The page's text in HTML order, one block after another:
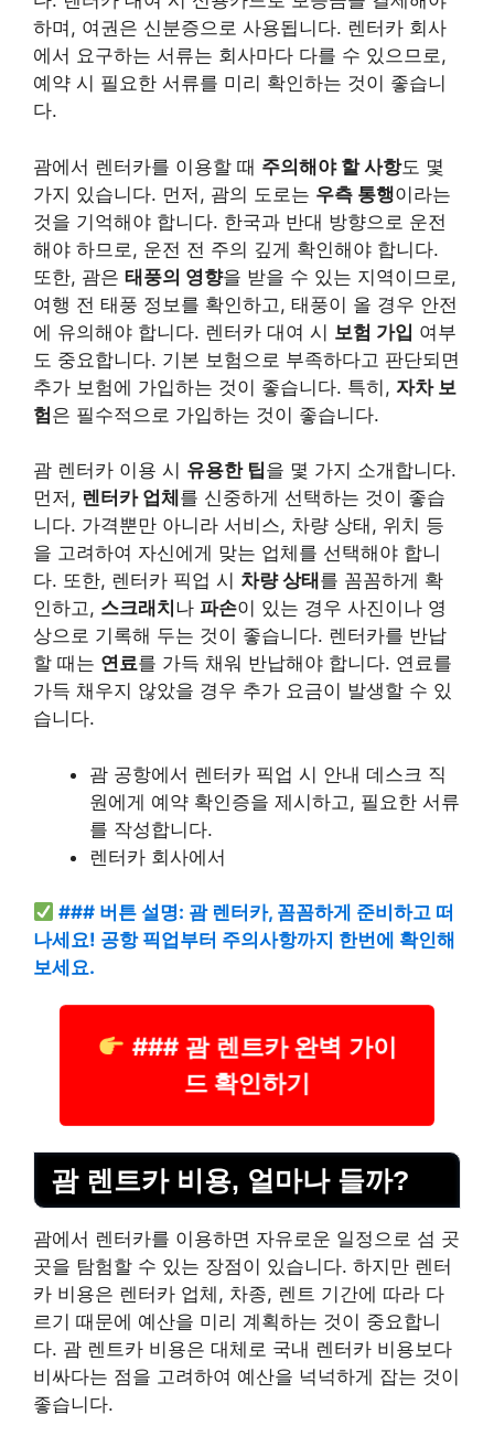
하며, 여권은 신분증으로 사용됩니다. 렌터카 회사
에서 요구하는 서류는 회사마다 다를 수 있으므로,
예약 시 필요한 서류를 미리 확인하는 것이 좋습니
다.
괌에서 렌터카를 이용할 때 주의해야 할 사항도 몇
가지 있습니다. 먼저, 괌의 도로는 우측 통행이라는
것을 기억해야 합니다. 한국과 반대 방향으로 운전
해야 하므로, 운전 전 주의 깊게 확인해야 합니다.
또한, 괌은 태풍의 영향을 받을 수 있는 지역이므로,
여행 전 태풍 정보를 확인하고, 태풍이 올 경우 안전
에 유의해야 합니다. 렌터카 대여 시 보험 가입 여부
도 중요합니다. 기본 보험으로 부족하다고 판단되면
추가 보험에 가입하는 것이 좋습니다. 특히, 자차 보
험은 필수적으로 가입하는 것이 좋습니다.
괌 렌터카 이용 시 유용한 팁을 몇 가지 소개합니다.
먼저, 렌터카 업체 를 신중하게 선택하는 것이 좋습
니다. 가격뿐만 아니라 서비스, 차량 상태, 위치 등
을 고려하여 자신에게 맞는 업체를 선택해야 합니
다. 또한, 렌터카 픽업 시 차량 상태 를 꼼꼼하게 확
인하고, 스크래치 나 파손이 있는 경우 사진이나 영
상으로 기록해 두는 것이 좋습니다. 렌터카를 반납
할 때는 연료를 가득 채워 반납해야 합니다. 연료를
가득 채우지 않았을 경우 추가 요금이 발생할 수 있
습니다.
괌 공항에서 렌터카 픽업 시 안내 데스크 직
원에게 예약 확인증을 제시하고, 필요한 서류
를 작성합니다.
렌터카 회사에서
### 버튼 설명: 괌 렌터카, 꼼꼼하게 준비하고 떠
나세요! 공항 픽업부터 주의사항까지 한번에 확인해
보세요.
### 괌 렌트카 완벽 가이
드 확인하기
괌 렌트카 비용, 얼마나 들까?
괌에서 렌터카를 이용하면 자유로운 일정으로 섬 곳
곳을 탐험할 수 있는 장점이 있습니다. 하지만 렌터
카 비용은 렌터카 업체, 차종, 렌트 기간에 따라 다
르기 때문에 예산을 미리 계획하는 것이 중요합니
다. 괌 렌트카 비용은 대체로 국내 렌터카 비용보다
비싸다는 점을 고려하여 예산을 넉넉하게 잡는 것이
좋습니다.